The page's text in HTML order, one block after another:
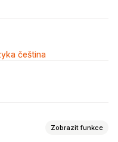
čeština
Zobrazit funkce